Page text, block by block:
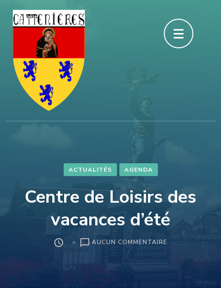
Aller
(Pressez
Entrée)
ACTUALITÉS AGENDA
Centre de Loisirs des
vacances d’été
AUCUN COMMENTAIRESUR